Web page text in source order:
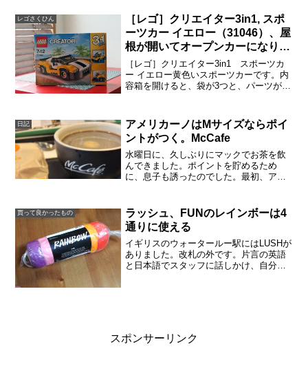
たので...
レゴさくひん
［レゴ］クリエイター3in1, スポ
ーツカー イエロー（31046）、屋
根が開いてオープンカーになりま
す！
［レゴ］クリエイター3in1 スポーツカ
ー イエロー黄色いスポーツカーです。内
容箱を開けると、袋が3つと、パーツがふ
ないんでしょうね。3種類のクルマ、それ
ぞれに作り方...
日記
アメリカーノはMサイズならポイ
ントがつく。McCafe
水曜日に、久しぶりにマックでお茶を飲
んできました。ポイントを貯めるため
に、息子も誘ったのでした。最初、アメ
はサイズを変更してみてください。ポイ
ントがつきます。写真の通...
買って良かったもの
ラッシュ、FUNのレインボーは4
通りに使える
イギリスのウォータールー駅にはLUSHが
ありました。改札の外です。片言の英語
と日本語でスタッフに話しかけ、自分の
スポンサーリンク